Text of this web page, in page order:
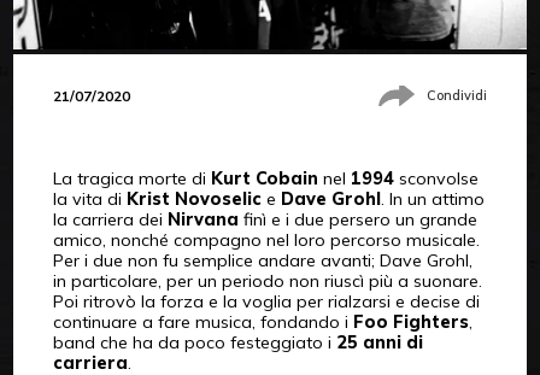
21/07/2020 Condividi
La tragica morte di Kurt Cobain nel 1994sconvolse
la vita di Krist Novoselice Dave Grohl. In un attimo
la carriera dei Nirvana finì e i due persero un grande
amico, nonché compagno nel loro percorso musicale.
Per i due non fu semplice andare avanti; Dave Grohl,
in particolare, per un periodo non riuscì più a suonare.
Poi ritrovò la forza e la voglia per rialzarsi e decise di
continuare a fare musica, fondando i Foo Fighters,
band che ha da poco festeggiato i 25 anni di
carriera.